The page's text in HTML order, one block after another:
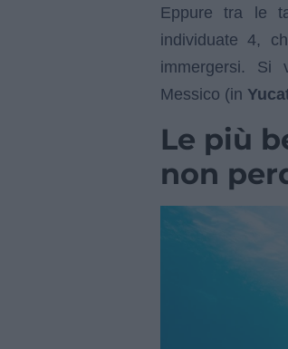
Eppure tra le
individuate 4,
immergersi. Si
Messico (in
Le più
non